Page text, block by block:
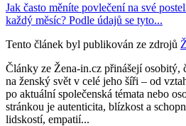
Jak často měníte povlečení na své
každý měsíc? Podle údajů se tyto...
Tento článek byl publikován ze zdrojů
Články ze Žena-in.cz přinášejí osobitý,
na ženský svět v celé jeho šíři – od
po aktuální společenská témata nebo
stránkou je autenticita, blízkost a
lidskostí, empatií...